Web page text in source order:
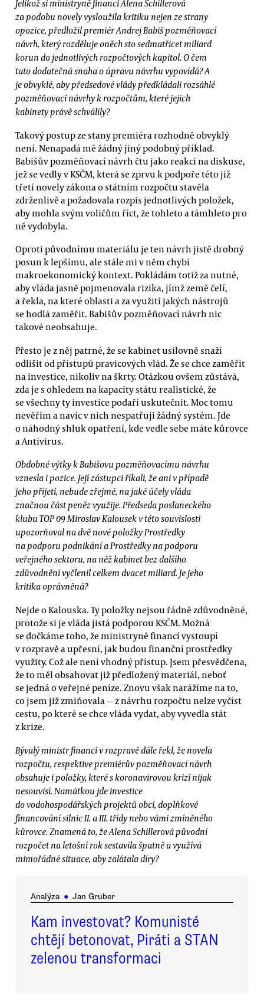
Jelikož si ministryně financí Alena Schillerová
za podobu novely vysloužila kritiku nejen ze strany
opozice, předložil premiér Andrej Babiš pozměňovací
návrh, který rozděluje oněch sto sedmatřicet miliard
korun do jednotlivých rozpočtových kapitol. O čem
tato dodatečná snaha o úpravu návrhu vypovídá? A
je obvyklé, aby předsedové vlády předkládali rozsáhlé
pozměňovací návrhy k rozpočtům, které jejich
kabinety právě schválily?
Takový postup ze stany premiéra rozhodně obvyklý
není. Nenapadá mě žádný jiný podobný příklad.
Babišův pozměňovací návrh čtu jako reakci na diskuse,
jež se vedly v KSČM, která se zprvu k podpoře této již
třetí novely zákona o státním rozpočtu stavěla
zdrženlivě a požadovala rozpis jednotlivých položek,
aby mohla svým voličům říct, že tohleto a támhleto pro
ně vydobyla.
Oproti původnímu materiálu je ten návrh jistě drobný
posun k lepšímu, ale stále mi v něm chybí
makroekonomický kontext. Pokládám totiž za nutné,
aby vláda jasně pojmenovala rizika, jímž země čelí,
a řekla, na které oblasti a za využití jakých nástrojů
se hodlá zaměřit. Babišův pozměňovací návrh nic
takové neobsahuje.
Přesto je z něj patrné, že se kabinet usilovně snaží
odlišit od přístupů pravicových vlád. Že se chce zaměřit
na investice, nikoliv na škrty. Otázkou ovšem zůstává,
zda je s ohledem na kapacity státu realistické, že
se všechny ty investice podaří uskutečnit. Moc tomu
nevěřím a navíc v nich nespatřuji žádný systém. Jde
o náhodný shluk opatření, kde vedle sebe máte kůrovce
a Antivirus.
Obdobné výtky k Babišovu pozměňovacímu návrhu
vznesla i pozice. Její zástupci říkali, že ani v případě
jeho přijetí, nebude zřejmé, na jaké účely vláda
značnou část peněz využije. Předseda poslaneckého
klubu TOP 09 Miroslav Kalousek v této souvislosti
upozorňoval na dvě nové položky Prostředky
na podporu podnikání a Prostředky na podporu
veřejného sektoru, na něž kabinet bez dalšího
zdůvodnění vyčlenil celkem dvacet miliard. Je jeho
kritika oprávněná?
Nejde o Kalouska. Ty položky nejsou řádně zdůvodněné,
protože si je vláda jistá podporou KSČM. Možná
se dočkáme toho, že ministryně financí vystoupí
v rozpravě a upřesní, jak budou finanční prostředky
využity. Což ale není vhodný přístup. Jsem přesvědčena,
že to měl obsahovat již předložený materiál, neboť
se jedná o veřejné peníze. Znovu však narážíme na to,
co jsem již zmiňovala — z návrhu rozpočtu nelze vyčíst
cestu, po které se chce vláda vydat, aby vyvedla stát
z krize.
Bývalý ministr financí v rozpravě dále řekl, že novela
rozpočtu, respektive premiérův pozměňovací návrh
obsahuje i položky, které s koronavirovou krizí nijak
nesouvisí. Namátkou jde investice
do vodohospodářských projektů obcí, doplňkové
financování silnic II. a III. třídy nebo vámi zmíněného
kůrovce. Znamená to, že Alena Schillerová původní
rozpočet na letošní rok sestavila špatně a využívá
mimořádné situace, aby zalátala díry?
Analýza ● Jan Gruber
Kam investovat? Komunisté
chtějí betonovat, Piráti a STAN
zelenou transformaci